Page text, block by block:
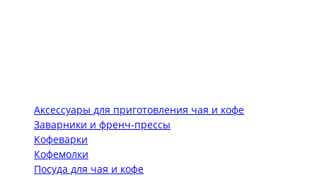
Аксессуары для приготовления чая и кофе
Заварники и френч-прессы
Кофеварки
Кофемолки
Посуда для чая и кофе